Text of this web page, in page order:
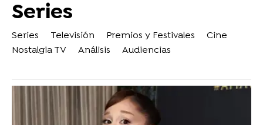
Series
Series Televisión Premios y Festivales
Cine
Nostalgia TV
Análisis Audiencias